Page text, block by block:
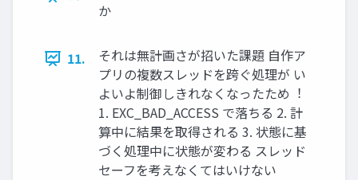
か
11.
それは無計画さが招いた課題 ⾃作ア
プリの複数スレッドを跨ぐ処理が い
よいよ制御しきれなくなったため︕
1. EXC_BAD_ACCESS で落ちる 2. 計
算中に結果を取得される 3. 状態に基
づく処理中に状態が変わる スレッド
セーフを考えなくてはいけない